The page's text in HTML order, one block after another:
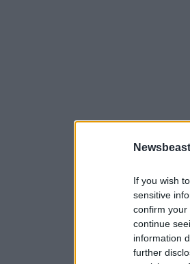
If you wish
sensitive
confirm your
continue
information
further